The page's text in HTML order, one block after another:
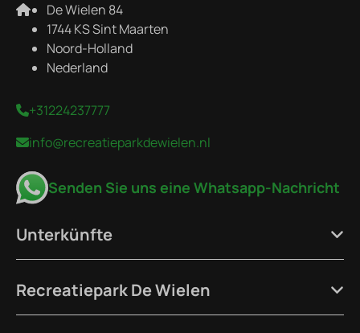
De Wielen 84
1744 KS Sint Maarten
Noord-Holland
Nederland
+31224237777
info@recreatieparkdewielen.nl
Senden Sie uns eine Whatsapp-Nachricht
Unterkünfte
Recreatiepark De Wielen